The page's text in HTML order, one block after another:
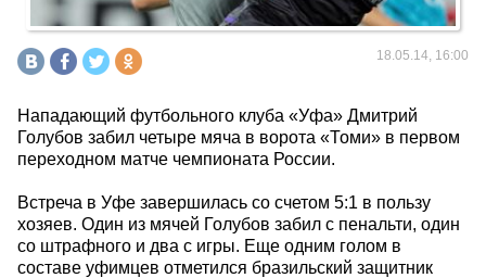
18.05.14, 16:00
Нападающий футбольного клуба «Уфа» Дмитрий
Голубов забил четыре мяча в ворота «Томи» в первом
переходном матче чемпионата России.
Встреча в Уфе завершилась со счетом 5:1 в пользу
хозяев. Один из мячей Голубов забил с пенальти, один
со штрафного и два с игры. Еще одним голом в
составе уфимцев отметился бразильский защитник